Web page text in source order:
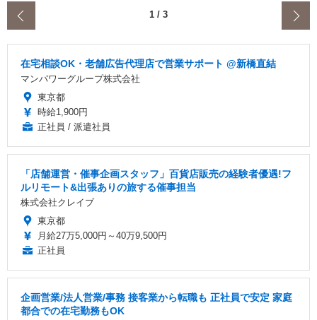
1 / 3
在宅相談OK・老舗広告代理店で営業サポート @新橋直結
マンパワーグループ株式会社
東京都
時給1,900円
正社員 / 派遣社員
「店舗運営・催事企画スタッフ」百貨店販売の経験者優遇!フ
ルリモート&出張ありの旅する催事担当
株式会社クレイブ
東京都
月給27万5,000円～40万9,500円
正社員
企画営業/法人営業/事務 接客業から転職も 正社員で安定 家庭
都合での在宅勤務もOK